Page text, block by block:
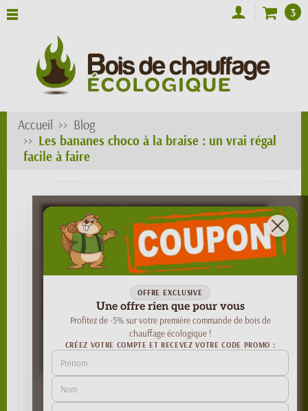
3
Accueil
Blog
Les bananes choco à la braise : un vrai régal
facile à faire
Les bananes choco à
OFFRE EXCLUSIVE
Une offre rien que pour vous
Profitez de -5% sur votre première commande de bois de
chauffage écologique !
CRÉEZ VOTRE COMPTE ET RECEVEZ VOTRE CODE PROMO :